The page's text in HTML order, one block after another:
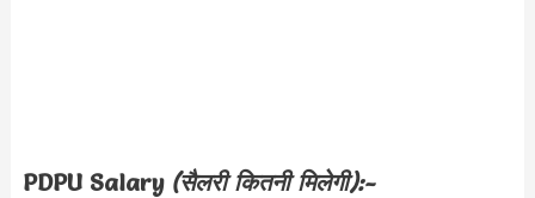
PDPU Salary (सैलरी कितनी मिलेगी):-